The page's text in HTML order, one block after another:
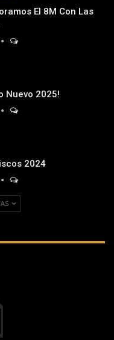
El 8M Con Las
Nuevo 2025!
2024